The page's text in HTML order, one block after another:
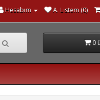
Hesabım A. Listem (0)
0